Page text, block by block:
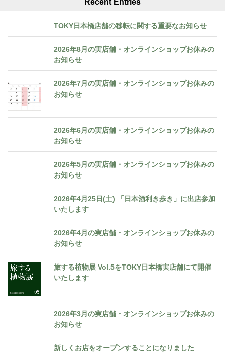
Recent Entries
TOKY日本橋店舗の移転に関する重要なお知らせ
2026年8月の実店舗・オンラインショップお休みの
お知らせ
2026年7月の実店舗・オンラインショップお休みの
お知らせ
2026年6月の実店舗・オンラインショップお休みの
お知らせ
2026年5月の実店舗・オンラインショップお休みの
お知らせ
2026年4月25日(土) 「日本酒利き歩き」に出店参加
いたします
2026年4月の実店舗・オンラインショップお休みの
お知らせ
旅する植物展 Vol.5をTOKY日本橋実店舗にて開催
いたします
2026年3月の実店舗・オンラインショップお休みの
お知らせ
新しくお店をオープンすることになりました